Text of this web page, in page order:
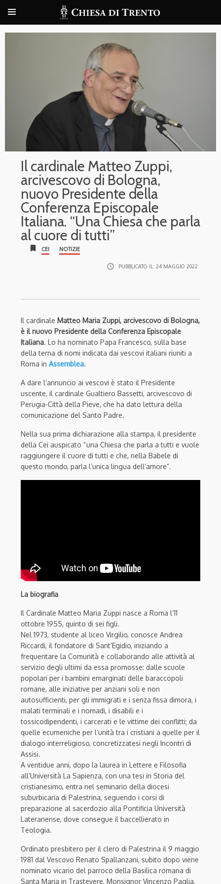
Il cardinale Matteo Zuppi,
arcivescovo di Bologna,
nuovo Presidente della
Conferenza Episcopale
Italiana. “Una Chiesa che parla
al cuore di tutti”
bookmark CEI NOTIZIE
access_time PUBBLICATO IL: 24 MAGGIO 2022
Il cardinale Matteo Maria Zuppi, arcivescovo di Bologna,
è il nuovo Presidente della Conferenza Episcopale
Italiana. Lo ha nominato Papa Francesco, sulla base
della terna di nomi indicata dai vescovi italiani riuniti a
Roma in Assemblea.
A dare l’annuncio ai vescovi è stato il Presidente
uscente, il cardinale Gualtiero Bassetti, arcivescovo di
Perugia-Città della Pieve, che ha dato lettura della
comunicazione del Santo Padre.
Nella sua prima dichiarazione alla stampa, il presidente
della Cei auspicato “una Chiesa che parla a tutti e vuole
raggiungere il cuore di tutti e che, nella Babele di
questo mondo, parla l’unica lingua dell’amore”.
La biografia
Il Cardinale Matteo Maria Zuppi nasce a Roma l’11
ottobre 1955, quinto di sei figli.
Nel 1973, studente al liceo Virgilio, conosce Andrea
Riccardi, il fondatore di Sant’Egidio, iniziando a
frequentare la Comunità e collaborando alle attività al
servizio degli ultimi da essa promosse: dalle scuole
popolari per i bambini emarginati delle baraccopoli
romane, alle iniziative per anziani soli e non
autosufficienti, per gli immigrati e i senza fissa dimora, i
malati terminali e i nomadi, i disabili e i
tossicodipendenti, i carcerati e le vittime dei conflitti; da
quelle ecumeniche per l’unità tra i cristiani a quelle per il
dialogo interreligioso, concretizzatesi negli Incontri di
Assisi.
A ventidue anni, dopo la laurea in Lettere e Filosofia
all’Università La Sapienza, con una tesi in Storia del
cristianesimo, entra nel seminario della diocesi
suburbicaria di Palestrina, seguendo i corsi di
preparazione al sacerdozio alla Pontificia Università
Lateranense, dove consegue il baccellierato in
Teologia.
Ordinato presbitero per il clero di Palestrina il 9 maggio
1981 dal Vescovo Renato Spallanzani, subito dopo viene
nominato vicario del parroco della Basilica romana di
Santa Maria in Trastevere, Monsignor Vincenzo Paglia,